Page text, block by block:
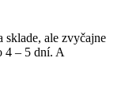
sklade, ale zvyčajne
4 – 5 dní. A